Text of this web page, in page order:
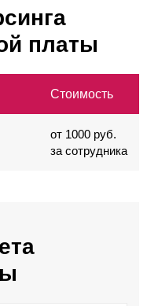
платы
Стоимость
от 1000 руб.
за сотрудника